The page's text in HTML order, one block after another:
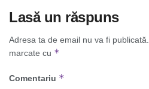
Lasă un răspuns
Adresa ta de email nu va fi publicată.
marcate cu *
Comentariu *